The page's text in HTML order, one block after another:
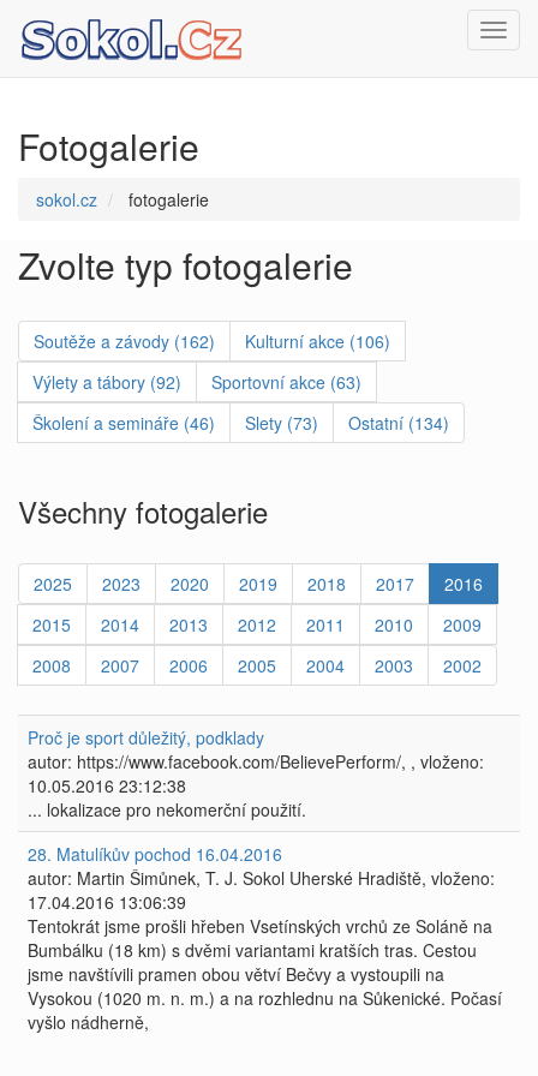
Fotogalerie
sokol.cz fotogalerie
Zvolte typ fotogalerie
Soutěže a závody (162)
Kulturní akce (106)
Výlety a tábory (92)
Sportovní akce (63)
Školení a semináře (46)
Slety (73) Ostatní (134)
Všechny fotogalerie
2025 2023 2020 2019 2018 2017
2016
2015
2014 2013 2012 2011 2010
2009
2008
2007 2006 2005 2004 2003 2002
Proč je sport důležitý, podklady
autor: https://www.facebook.com/BelievePerform/, , vloženo:
10.05.2016 23:12:38
... lokalizace pro nekomerční použití.
28. Matulíkův pochod 16.04.2016
autor: Martin Šimůnek, T. J. Sokol Uherské Hradiště, vloženo:
17.04.2016 13:06:39
Tentokrát jsme prošli hřeben Vsetínských vrchů ze Soláně na
Bumbálku (18 km) s dvěmi variantami kratších tras. Cestou
jsme navštívili pramen obou větví Bečvy a vystoupili na
Vysokou (1020 m. n. m.) a na rozhlednu na Sůkenické. Počasí
vyšlo nádherně,